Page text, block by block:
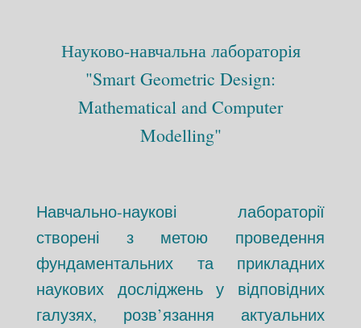
Науково-навчальна лабораторія
"Smart Geometric Design:
Mathematical and Computer
Modelling"
Навчально-наукові лабораторії
створені з метою проведення
фундаментальних та прикладних
наукових досліджень у відповідних
галузях, розв’язання актуальних